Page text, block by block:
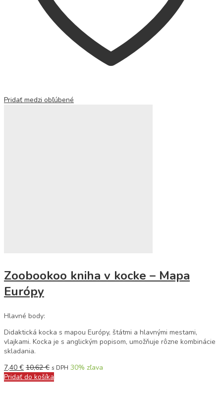
Pridať medzi obľúbené
Zoobookoo kniha v kocke – Mapa
Európy
Hlavné body:
Didaktická kocka s mapou Európy, štátmi a hlavnými mestami,
vlajkami. Kocka je s anglickým popisom, umožňuje rôzne kombinácie
skladania.
7,40 € 10,62€ s DPH 30% zľava
Pridať do košíka